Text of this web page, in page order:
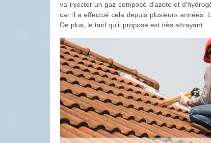
va injecter un gaz composé d'azote et
car il a effectué cela depuis plusieurs années.
De plus, le tarif qu'il propose est très attrayant.